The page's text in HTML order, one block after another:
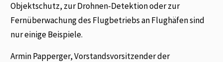
Objektschutz, zur Drohnen-Detektion oder zur
Fernüberwachung des Flugbetriebs an Flughäfen sind
nur einige Beispiele.
Armin Papperger, Vorstandsvorsitzender der